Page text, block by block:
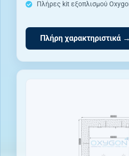
Πλήρες kit εξοπλισμού
Πλήρη χαρακτηριστικά →